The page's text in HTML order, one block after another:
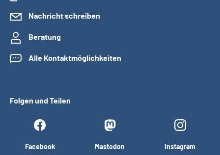
Nachricht schreiben
Beratung
Alle Kontaktmöglichkeiten
Folgen und Teilen
Facebook Mastodon Instagram